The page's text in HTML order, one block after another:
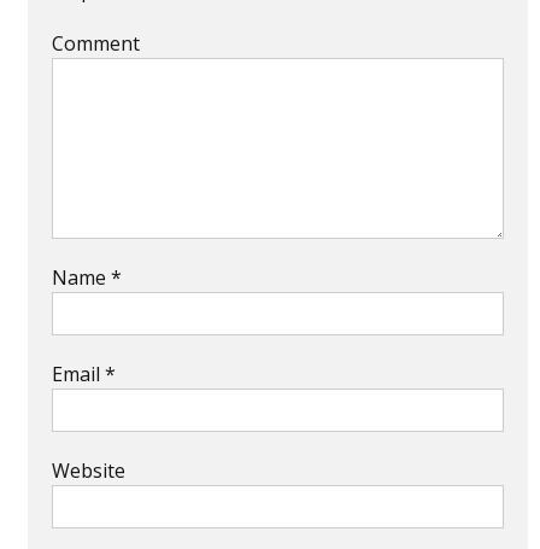
Comment
Name *
Email *
Website